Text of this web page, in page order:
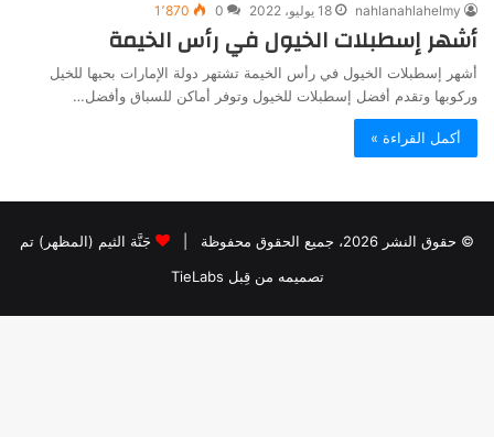
nahlanahlahelmy 18 يوليو، 2022 0 1٬870
أشهر إسطبلات الخيول في رأس الخيمة
أشهر إسطبلات الخيول في رأس الخيمة تشتهر دولة الإمارات بحبها للخيل
وركوبها وتقدم أفضل إسطبلات للخيول وتوفر أماكن للسباق وأفضل…
أكمل القراءة »
© حقوق النشر 2026، جميع الحقوق محفوظة |
جَنَّة الثيم (المظهر) تم
تصميمه من قِبل TieLabs